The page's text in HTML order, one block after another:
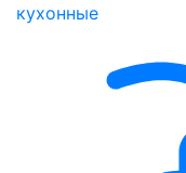
кухонные